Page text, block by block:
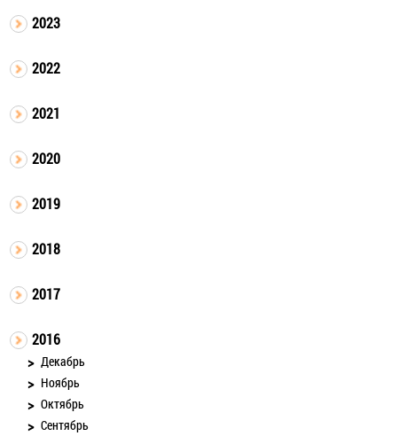
2023
2022
2021
2020
2019
2018
2017
2016
Декабрь
Ноябрь
Октябрь
Сентябрь